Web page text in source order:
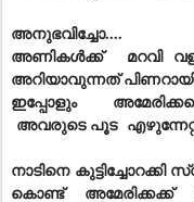
അനുഭവിച്ചോ....
അണികൾക്ക് മറവി
അറിയാവുന്നത്
ഇപ്പോളും
അവരുടെ പൂട
നാടിനെ
കൊണ്ട്